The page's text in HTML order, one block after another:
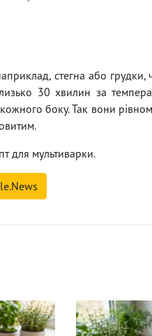
стегна або грудки,
30 хвилин за
боку. Так вони
для мультиварки.